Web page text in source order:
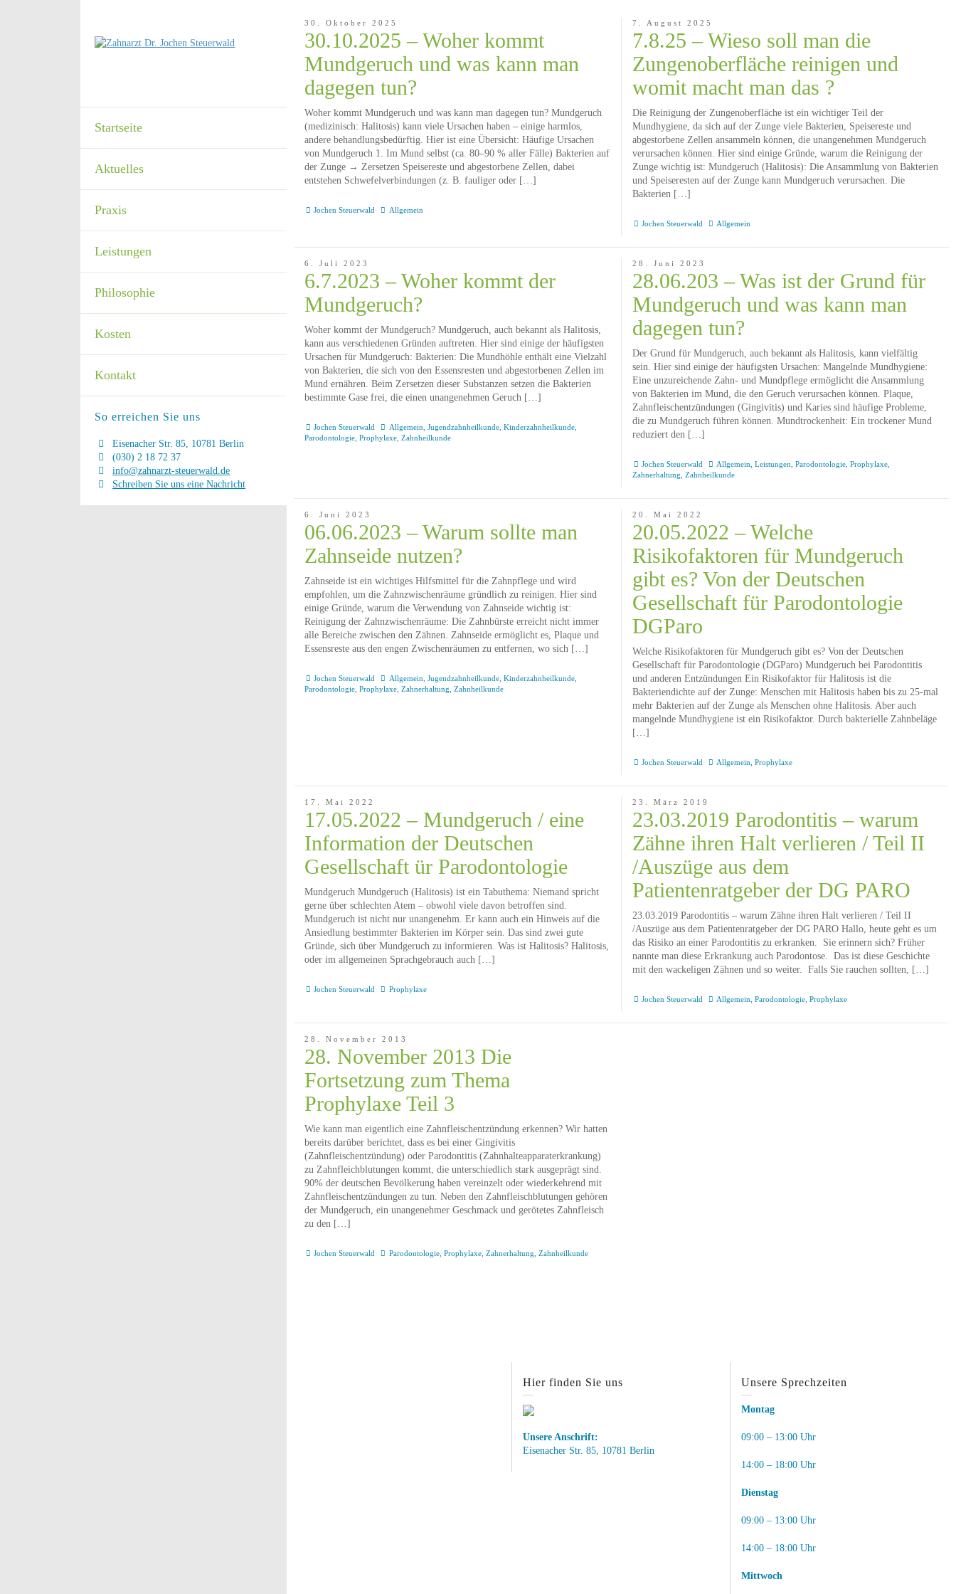
Startseite
Aktuelles
Praxis
Leistungen
Philosophie
Kosten
Kontakt
So erreichen Sie uns
Eisenacher Str. 85, 10781 Berlin
(030) 2 18 72 37
info@zahnarzt-steuerwald.de
Schreiben Sie uns eine Nachricht
30. Oktober 2025
30.10.2025 – Woher kommt
Mundgeruch und was kann man
dagegen tun?
Woher kommt Mundgeruch und was kann man dagegen tun? Mundgeruch
(medizinisch: Halitosis) kann viele Ursachen haben – einige harmlos,
andere behandlungsbedürftig. Hier ist eine Übersicht: Häufige Ursachen
von Mundgeruch 1. Im Mund selbst (ca. 80–90 % aller Fälle) Bakterien auf
der Zunge → Zersetzen Speisereste und abgestorbene Zellen, dabei
entstehen Schwefelverbindungen (z. B. fauliger oder […]
Jochen Steuerwald Allgemein
7. August 2025
7.8.25 – Wieso soll man die
Zungenoberfläche reinigen und
womit macht man das ?
Die Reinigung der Zungenoberfläche ist ein wichtiger Teil der
Mundhygiene, da sich auf der Zunge viele Bakterien, Speisereste und
abgestorbene Zellen ansammeln können, die unangenehmen Mundgeruch
verursachen können. Hier sind einige Gründe, warum die Reinigung der
Zunge wichtig ist: Mundgeruch (Halitosis): Die Ansammlung von Bakterien
und Speiseresten auf der Zunge kann Mundgeruch verursachen. Die
Bakterien […]
Jochen Steuerwald Allgemein
6. Juli 2023
6.7.2023 – Woher kommt der
Mundgeruch?
Woher kommt der Mundgeruch? Mundgeruch, auch bekannt als Halitosis,
kann aus verschiedenen Gründen auftreten. Hier sind einige der häufigsten
Ursachen für Mundgeruch: Bakterien: Die Mundhöhle enthält eine Vielzahl
von Bakterien, die sich von den Essensresten und abgestorbenen Zellen im
Mund ernähren. Beim Zersetzen dieser Substanzen setzen die Bakterien
bestimmte Gase frei, die einen unangenehmen Geruch […]
Jochen Steuerwald Allgemein Jugendzahnheilkunde, Kinderzahnheilkunde,
Parodontologie ,Prophylaxe ,Zahnheilkunde
28. Juni 2023
28.06.203 – Was ist der Grund für
Mundgeruch und was kann man
dagegen tun?
Der Grund für Mundgeruch, auch bekannt als Halitosis, kann vielfältig
sein. Hier sind einige der häufigsten Ursachen: Mangelnde Mundhygiene:
Eine unzureichende Zahn- und Mundpflege ermöglicht die Ansammlung
von Bakterien im Mund, die den Geruch verursachen können. Plaque,
Zahnfleischentzündungen (Gingivitis) und Karies sind häufige Probleme,
die zu Mundgeruch führen können. Mundtrockenheit: Ein trockener Mund
reduziert den […]
Jochen Steuerwald Allgemein Leistungen Parodontologie, Prophylaxe,
Zahnerhaltung Zahnheilkunde
6. Juni 2023
06.06.2023 – Warum sollte man
Zahnseide nutzen?
Zahnseide ist ein wichtiges Hilfsmittel für die Zahnpflege und wird
empfohlen, um die Zahnzwischenräume gründlich zu reinigen. Hier sind
einige Gründe, warum die Verwendung von Zahnseide wichtig ist:
Reinigung der Zahnzwischenräume: Die Zahnbürste erreicht nicht immer
alle Bereiche zwischen den Zähnen. Zahnseide ermöglicht es, Plaque und
Essensreste aus den engen Zwischenräumen zu entfernen, wo sich […]
Jochen Steuerwald Allgemein Jugendzahnheilkunde, Kinderzahnheilkunde,
Parodontologie ,Prophylaxe ,Zahnerhaltung ,Zahnheilkunde
20. Mai 2022
20.05.2022 – Welche
Risikofaktoren für Mundgeruch
gibt es? Von der Deutschen
Gesellschaft für Parodontologie
DGParo
Welche Risikofaktoren für Mundgeruch gibt es? Von der Deutschen
Gesellschaft für Parodontologie (DGParo) Mundgeruch bei Parodontitis
und anderen Entzündungen Ein Risikofaktor für Halitosis ist die
Bakteriendichte auf der Zunge: Menschen mit Halitosis haben bis zu 25-mal
mehr Bakterien auf der Zunge als Menschen ohne Halitosis. Aber auch
mangelnde Mundhygiene ist ein Risikofaktor. Durch bakterielle Zahnbeläge
[…]
Jochen Steuerwald Allgemein Prophylaxe
17. Mai 2022
17.05.2022 – Mundgeruch / eine
Information der Deutschen
Gesellschaft ür Parodontologie
Mundgeruch Mundgeruch (Halitosis) ist ein Tabuthema: Niemand spricht
gerne über schlechten Atem – obwohl viele davon betroffen sind.
Mundgeruch ist nicht nur unangenehm. Er kann auch ein Hinweis auf die
Ansiedlung bestimmter Bakterien im Körper sein. Das sind zwei gute
Gründe, sich über Mundgeruch zu informieren. Was ist Halitosis? Halitosis,
oder im allgemeinen Sprachgebrauch auch […]
Jochen Steuerwald Prophylaxe
23. März 2019
23.03.2019 Parodontitis – warum
Zähne ihren Halt verlieren / Teil II
/Auszüge aus dem
Patientenratgeber der DG PARO
23.03.2019 Parodontitis – warum Zähne ihren Halt verlieren / Teil II
/Auszüge aus dem Patientenratgeber der DG PARO Hallo, heute geht es um
das Risiko an einer Parodontitis zu erkranken. Sie erinnern sich? Früher
nannte man diese Erkrankung auch Parodontose. Das ist diese Geschichte
mit den wackeligen Zähnen und so weiter. Falls Sie rauchen sollten, […]
Jochen Steuerwald Allgemein Parodontologie, Prophylaxe
28. November 2013
28. November 2013 Die
Fortsetzung zum Thema
Prophylaxe Teil 3
Wie kann man eigentlich eine Zahnfleischentzündung erkennen? Wir hatten
bereits darüber berichtet, dass es bei einer Gingivitis
(Zahnfleischentzündung) oder Parodontitis (Zahnhalteapparaterkrankung)
zu Zahnfleichblutungen kommt, die unterschiedlich stark ausgeprägt sind.
90% der deutschen Bevölkerung haben vereinzelt oder wiederkehrend mit
Zahnfleischentzündungen zu tun. Neben den Zahnfleischblutungen gehören
der Mundgeruch, ein unangenehmer Geschmack und gerötetes Zahnfleisch
zu den […]
Jochen Steuerwald Parodontologie, Prophylaxe, Zahnerhaltung Zahnheilkunde
Hier finden Sie uns
Unsere Anschrift:
Eisenacher Str. 85, 10781 Berlin
Unsere Sprechzeiten
Montag
09:00 – 13:00 Uhr
14:00 – 18:00 Uhr
Dienstag
09:00 – 13:00 Uhr
14:00 – 18:00 Uhr
Mittwoch